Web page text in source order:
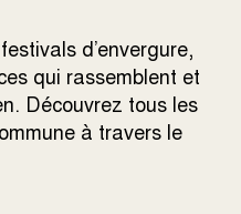
d’envergure,
qui rassemblent et
Découvrez tous les
à travers le